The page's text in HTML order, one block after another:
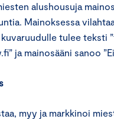
alushousuja
Mainoksessa
tulee teksti
ja mainosääni sanoo
myy ja markkinoi